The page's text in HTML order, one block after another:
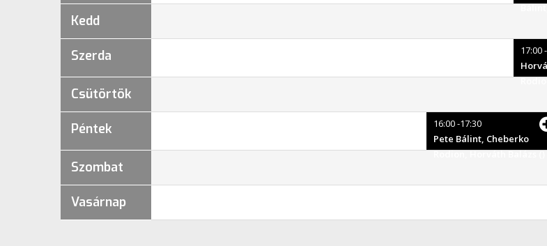
Kedd
Szerda
17:00
Csütörtök
Péntek
16:00 -17:30
Pete Bálint, Cheberko
Rodion, Horváth Balázs ()
Szombat
Vasárnap